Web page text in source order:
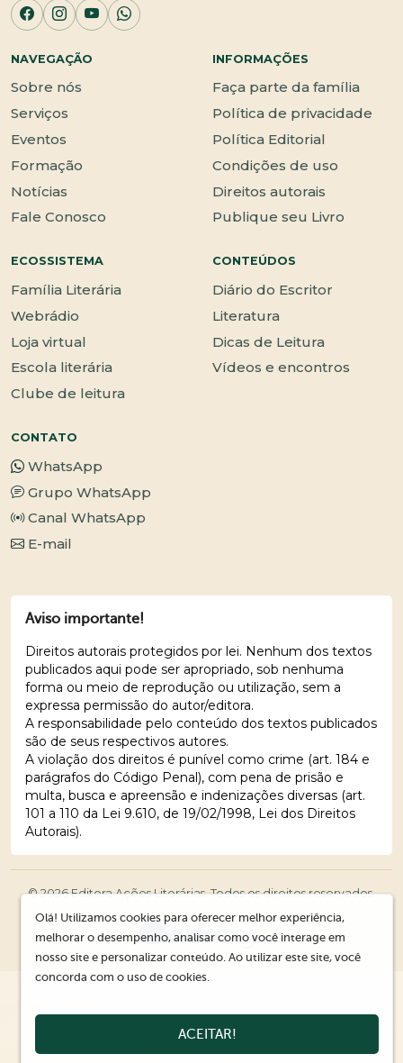
NAVEGAÇÃO
Sobre nós
Serviços
Eventos
Formação
Notícias
Fale Conosco
INFORMAÇÕES
Faça parte da família
Política de privacidade
Política Editorial
Condições de uso
Direitos autorais
Publique seu Livro
ECOSSISTEMA
Família Literária
Webrádio
Loja virtual
Escola literária
Clube de leitura
CONTEÚDOS
Diário do Escritor
Literatura
Dicas de Leitura
Vídeos e encontros
CONTATO
WhatsApp
Grupo WhatsApp
Canal WhatsApp
E-mail
Aviso importante!
Direitos autorais protegidos por lei. Nenhum dos textos
publicados aqui pode ser apropriado, sob nenhuma
forma ou meio de reprodução ou utilização, sem a
expressa permissão do autor/editora.
A responsabilidade pelo conteúdo dos textos publicados
são de seus respectivos autores.
A violação dos direitos é punível como crime (art. 184 e
parágrafos do Código Penal), com pena de prisão e
multa, busca e apreensão e indenizações diversas (art.
101 a 110 da Lei 9.610, de 19/02/1998, Lei dos Direitos
Autorais).
© 2026 Editora Ações Literárias. Todos os direitos reservados.
Olá! Utilizamos cookies para oferecer melhor experiência,
melhorar o desempenho, analisar como você interage em
nosso site e personalizar conteúdo. Ao utilizar este site, você
concorda com o uso de cookies.
ACEITAR!